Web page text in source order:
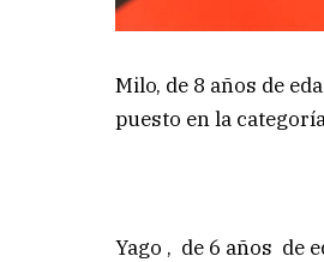
Milo, de 8 años de
puesto en la
Yago , de 6 años de